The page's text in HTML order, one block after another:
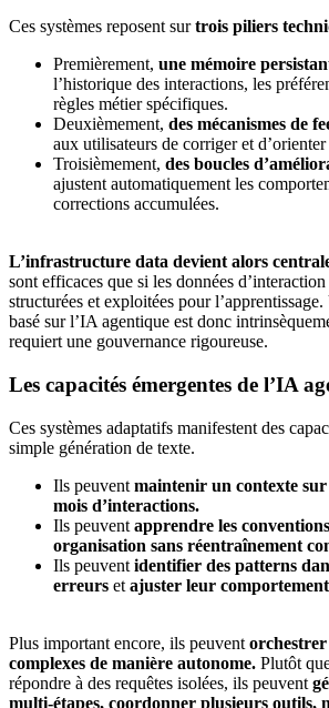
Ces systèmes reposent surtrois piliers
Premièrement, une mémoire
l’historique des interactions, les
règles métier spécifiques.
Deuxièmement, des mécanismes de
aux utilisateurs de corriger et d’orienter
Troisièmement, des boucles
ajustent automatiquement les
corrections accumulées.
L’infrastructure data devient alors
sont efficaces que si les données
structurées et exploitées pour
basé sur l’IA agentique est donc
requiert une gouvernance rigoureuse.
Les capacités émergentes de l’IA
Ces systèmes adaptatifs manifestent des
simple génération de texte.
Ils peuvent maintenir un contexte sur
mois d’interactions.
Ils peuvent apprendre les
organisation sans réentraînement
Ils peuvent identifier des patterns
erreurs et ajuster leur comportement
Plus important encore, ils peuvent
complexes de manière autonome. Plutôt
répondre à des requêtes isolées, ils peuvent
multi-étapes, coordonner plusieurs outils,